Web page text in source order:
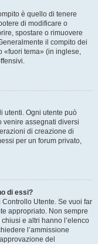
è quello di tenere
di modificare o
spostare o rimuovere
il compito dei
«fuori tema» (in inglese,
utenti. Ogni utente può
venire assegnati diversi
di creazione di
per un forum privato,
di essi?
Utente. Se vuoi far
appropriato. Non sempre
chiusi e altri hanno l’elenco
l’ammissione
del